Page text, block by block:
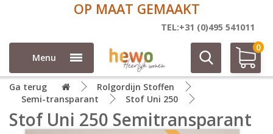
OP MAAT GEMAAKT
TEL:+31 (0)495 541011
Menu
0
Ga terug
Rolgordijn Stoffen
Semi-transparant
Stof Uni 250
Stof Uni 250 Semitransparant